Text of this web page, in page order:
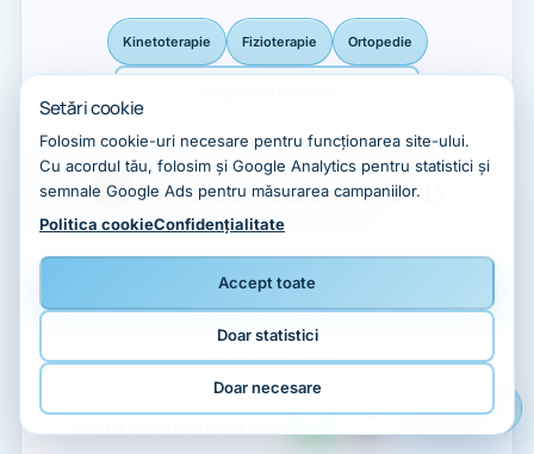
Kinetoterapie Fizioterapie Ortopedie
MÂINI, COT, GLEZNĂ
MÂINI, COT, GLEZNĂ (COPIL)
Entorse, dureri de suprasolicitare la sport sau creștere. Părinții
sunt parte din revenire: respectarea repausului, apoi reîntoarcere
progresivă la joacă.
Situații frecvente
Entorsă, entorse repetate, “durere de creștere” doar
Programare
Setări cookie
Folosim cookie-uri necesare pentru funcționarea site-ului.
Cu acordul tău, folosim și Google Analytics pentru statistici și
semnale Google Ads pentru măsurarea campaniilor.
Politica cookieConfidențialitate
Accept toate
Doar statistici
Doar necesare